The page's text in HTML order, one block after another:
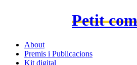
Petit
About
Premis i Publicacions
Kit digital